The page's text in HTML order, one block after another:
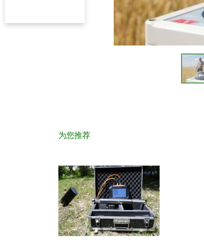
为您推荐